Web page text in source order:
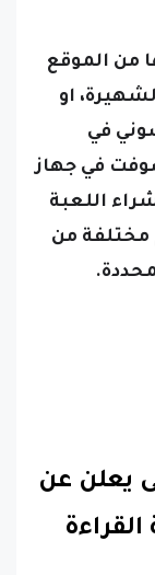
من الموقع
او
في
في جهاز
اللعبة
مختلفة من
يعلن عن
القراءة